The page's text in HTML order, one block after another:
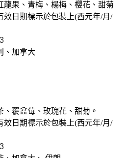
龍果、青梅、楊梅、櫻花、甜菊
效日期標示於包裝上(西元年/月/
、加拿大
、覆盆莓、玫瑰花、甜菊。
效日期標示於包裝上(西元年/月/